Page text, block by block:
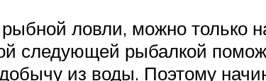
ловли, можно только
следующей рыбалкой
из воды. Поэтому